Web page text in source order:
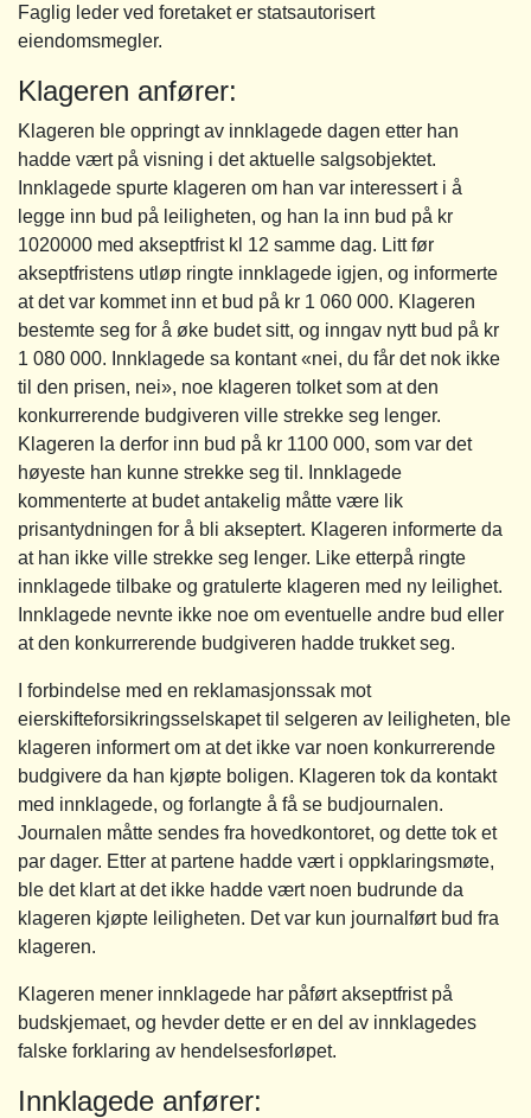
Faglig leder ved foretaket er statsautorisert
eiendomsmegler.
Klageren anfører:
Klageren ble oppringt av innklagede dagen etter han
hadde vært på visning i det aktuelle salgsobjektet.
Innklagede spurte klageren om han var interessert i å
legge inn bud på leiligheten, og han la inn bud på kr
1020000 med akseptfrist kl 12 samme dag. Litt før
akseptfristens utløp ringte innklagede igjen, og informerte
at det var kommet inn et bud på kr 1 060 000. Klageren
bestemte seg for å øke budet sitt, og inngav nytt bud på kr
1 080 000. Innklagede sa kontant «nei, du får det nok ikke
til den prisen, nei», noe klageren tolket som at den
konkurrerende budgiveren ville strekke seg lenger.
Klageren la derfor inn bud på kr 1100 000, som var det
høyeste han kunne strekke seg til. Innklagede
kommenterte at budet antakelig måtte være lik
prisantydningen for å bli akseptert. Klageren informerte da
at han ikke ville strekke seg lenger. Like etterpå ringte
innklagede tilbake og gratulerte klageren med ny leilighet.
Innklagede nevnte ikke noe om eventuelle andre bud eller
at den konkurrerende budgiveren hadde trukket seg.
I forbindelse med en reklamasjonssak mot
eierskifteforsikringsselskapet til selgeren av leiligheten, ble
klageren informert om at det ikke var noen konkurrerende
budgivere da han kjøpte boligen. Klageren tok da kontakt
med innklagede, og forlangte å få se budjournalen.
Journalen måtte sendes fra hovedkontoret, og dette tok et
par dager. Etter at partene hadde vært i oppklaringsmøte,
ble det klart at det ikke hadde vært noen budrunde da
klageren kjøpte leiligheten. Det var kun journalført bud fra
klageren.
Klageren mener innklagede har påført akseptfrist på
budskjemaet, og hevder dette er en del av innklagedes
falske forklaring av hendelsesforløpet.
Innklagede anfører: